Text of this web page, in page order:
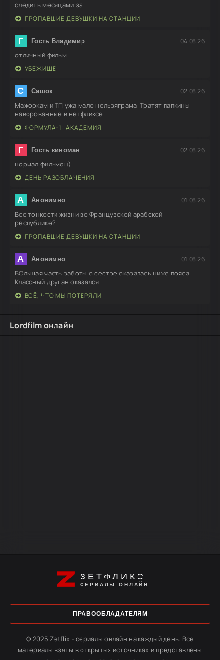
следить месяцами за
ПРОПАВШИЕ ДЕВУШКИ НА СТАНЦИИ
Г Гость Владимир 04.08.26
отличный фильм
УБЕЖИЩЕ
С Сашок 02.08.26
Мажоркам и ТП ужа мало нельзяграма. Тратят папкины
наворованные в нетфликсе
ФОРМУЛА-1: АКАДЕМИЯ
Г Гость киноман 02.08.26
нормал фильмец)
ДЕНЬ РАЗОБЛАЧЕНИЯ
А Анонимно 01.08.26
Все тонкости жизни во Французской арабской
республике?
ПРОПАВШИЕ ДЕВУШКИ НА СТАНЦИИ
А Анонимно 01.08.26
БОльшая часть заботы о сестре оказалась ниже пояса.
Классный друган оказался
ВСЁ, ЧТО МЫ ПОТЕРЯЛИ
Lordfilm онлайн
ЗЕТФЛИКС
СЕРИАЛЫ ОНЛАЙН
ПРАВООБЛАДАТЕЛЯМ
© 2025 Zetflix - сериалы онлайн на каждый день. Все
материалы взяты в открытых источниках и представлены